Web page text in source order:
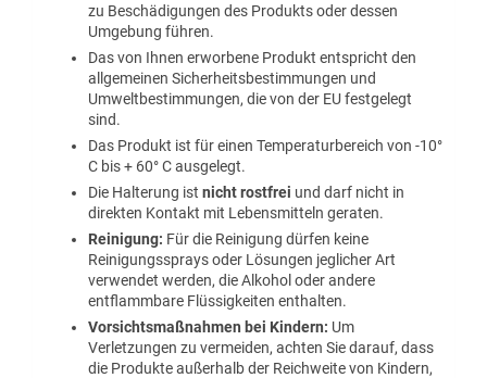
zu Beschädigungen des Produkts oder dessen
Umgebung führen.
Das von Ihnen erworbene Produkt entspricht den
allgemeinen Sicherheitsbestimmungen und
Umweltbestimmungen, die von der EU festgelegt
sind.
Das Produkt ist für einen Temperaturbereich von -10°
C bis + 60° C ausgelegt.
Die Halterung ist nicht rostfrei und darf nicht in
direkten Kontakt mit Lebensmitteln geraten.
Reinigung: Für die Reinigung dürfen keine
Reinigungssprays oder Lösungen jeglicher Art
verwendet werden, die Alkohol oder andere
entflammbare Flüssigkeiten enthalten.
Vorsichtsmaßnahmen bei Kindern: Um
Verletzungen zu vermeiden, achten Sie darauf, dass
die Produkte außerhalb der Reichweite von Kindern,